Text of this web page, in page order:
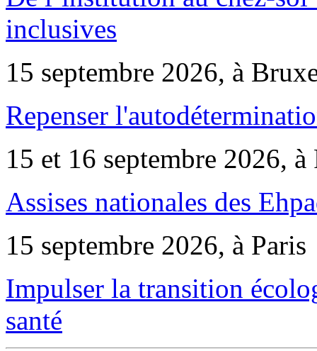
inclusives
15 septembre 2026, à
Repenser
15 et 16 septembre 2026, à
Assises nationales des
15 septembre 2026, à Paris
Impulser la transition
santé